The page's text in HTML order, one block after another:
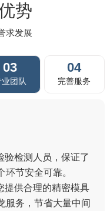
势
求发展
03
业团队
04
完善服务
验检测人员，保证了
节安全可靠。
提供合理的精密模具
服务，节省大量中间